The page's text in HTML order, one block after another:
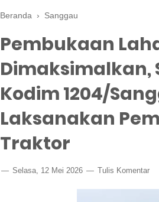
Beranda › Sanggau
Pembukaan
Dimaksimalkan,
Kodim 1204/
Laksanakan
Traktor
Selasa, 12 Mei 2026 Tulis Komentar